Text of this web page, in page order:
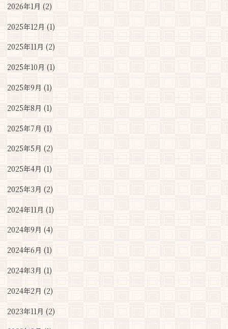
2026年1月 (2)
2025年12月 (1)
2025年11月 (2)
2025年10月 (1)
2025年9月 (1)
2025年8月 (1)
2025年7月 (1)
2025年5月 (2)
2025年4月 (1)
2025年3月 (2)
2024年11月 (1)
2024年9月 (4)
2024年6月 (1)
2024年3月 (1)
2024年2月 (2)
2023年11月 (2)